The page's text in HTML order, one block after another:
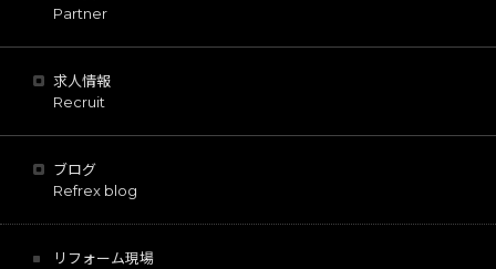
Partner
求人情報
Recruit
ブログ
Refrex blog
リフォーム現場